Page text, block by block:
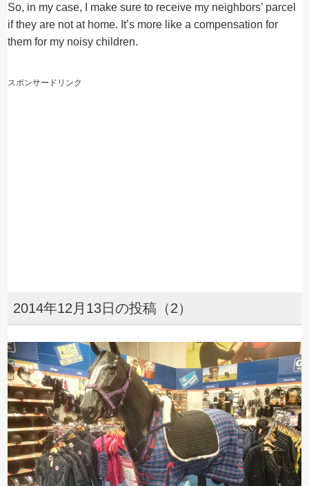
So, in my case, I make sure to receive my neighbors’ parcel
if they are not at home. It’s more like a compensation for
them for my noisy children.
スポンサードリンク
2014年12月13日の投稿（2）